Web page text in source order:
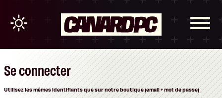
Se connecter
Utilisez les mêmes identifiants que sur notre boutique (email + mot de passe)